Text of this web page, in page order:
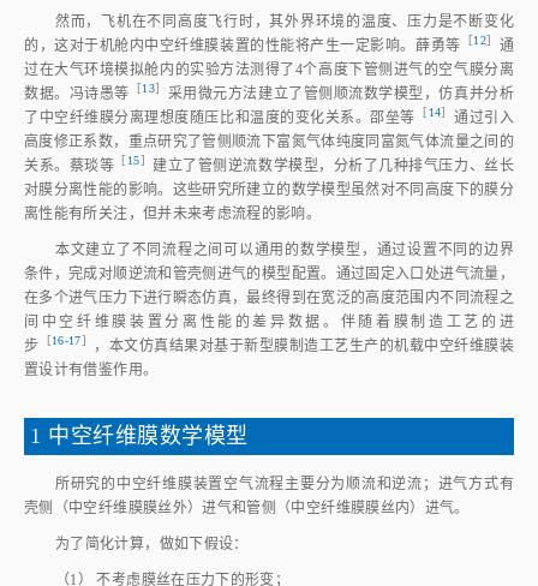
然而，飞机在不同高度飞行时，其外界环境的温度、压力是不断变化
的，这对于机舱内中空纤维膜装置的性能将产生一定影响。薛勇等 ［12］ 通
过在大气环境模拟舱内的实验方法测得了4个高度下管侧进气的空气膜分离
数据。冯诗愚等 ［13］ 采用微元方法建立了管侧顺流数学模型，仿真并分析
了中空纤维膜分离理想度随压比和温度的变化关系。邵垒等 ［ 14］ 通过引入
高度修正系数，重点研究了管侧顺流下富氮气体纯度同富氮气体流量之间的
关系。蔡琰等 ［ 15］建立了管侧逆流数学模型，分析了几种排气压力、丝长
对膜分离性能的影响。这些研究所建立的数学模型虽然对不同高度下的膜分
离性能有所关注，但并未来考虑流程的影响。
本文建立了不同流程之间可以通用的数学模型，通过设置不同的边界
条件，完成对顺逆流和管壳侧进气的模型配置。通过固定入口处进气流量，
在多个进气压力下进行瞬态仿真，最终得到在宽泛的高度范围内不同流程之
间中空纤维膜装置分离性能的差异数据。伴随着膜制造工艺的进
步 ［16‑17］
，本文仿真结果对基于新型膜制造工艺生产的机载中空纤维膜装
置设计有借鉴作用。
1 中空纤维膜数学模型
所研究的中空纤维膜装置空气流程主要分为顺流和逆流；进气方式有
壳侧（中空纤维膜膜丝外）进气和管侧（中空纤维膜膜丝内）进气。
为了简化计算，做如下假设：
（1） 不考虑膜丝在压力下的形变；